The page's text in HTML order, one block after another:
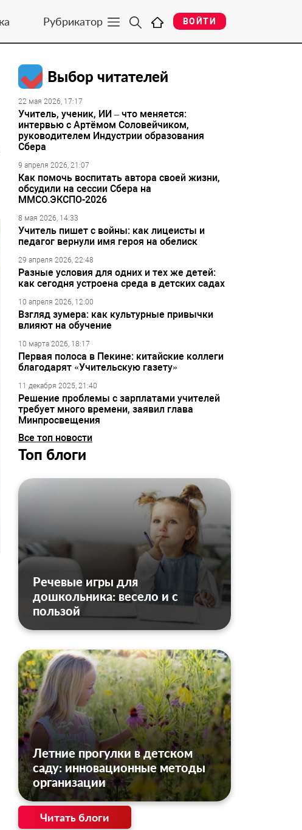
Рубрикатор ВОЙТИ
Выбор читателей
22 мая 2026, 17:17
Учитель, ученик, ИИ – что меняется:
интервью с Артёмом Соловейчиком,
руководителем Индустрии образования
Сбера
9 апреля 2026, 21:07
Как помочь воспитать автора своей жизни,
обсудили на сессии Сбера на
ММСО.ЭКСПО-2026
8 мая 2026, 14:33
Учитель пишет с войны: как лицеисты и
педагог вернули имя героя на обелиск
29 апреля 2026, 22:48
Разные условия для одних и тех же детей:
как сегодня устроена среда в детских садах
10 апреля 2026, 12:00
Взгляд зумера: как культурные привычки
влияют на обучение
10 марта 2026, 18:17
Первая полоса в Пекине: китайские коллеги
благодарят «Учительскую газету»
11 декабря 2025, 21:40
Решение проблемы с зарплатами учителей
требует много времени, заявил глава
Минпросвещения
Все топ новости
Топ блоги
Речевые игры для
дошкольника: весело и с
пользой
Летние прогулки в детском
саду: инновационные методы
организации
Читать блоги